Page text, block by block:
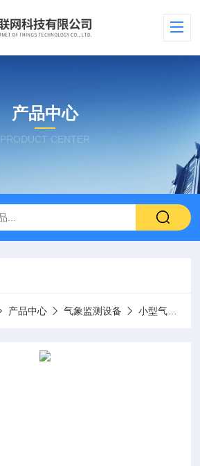
产品中心
PRODUCT CENTER
产品中心 气象监测设备 小型气象站